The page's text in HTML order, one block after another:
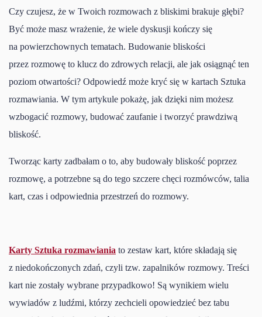
Emocjonalny dystans
Jak przezwyciężyć emocjonalny dystans za pomocą kart
Unikanie rozmów
Poczucie bezradności
Korzyści z używania kart w codziennych rozmowach
Ułatwia otwarcie się na trudniejsze tematy
Buduje wzajemne zaufanie
doświadczenia
Buduje i wzmacnia dobre wzorce i nawyki komunikacyjne
Efekt?
Przykłady skutecznych ćwiczeń z kartami
Ćwiczenie 1: Tematy kart – co Ci robią?
Przykład nr 3
Sposób 2: Wybór losowy
Sposób 6: Cała talia karta po karcie
10 pytań pomocniczych dla czytelnika
Czy czujesz, że w Twoich rozmowach z bliskimi brakuje głębi?
Być może masz wrażenie, że wiele dyskusji kończy się
na powierzchownych tematach. Budowanie bliskości
przez rozmowę to klucz do zdrowych relacji, ale jak osiągnąć ten
poziom otwartości? Odpowiedź może kryć się w kartach Sztuka
rozmawiania. W tym artykule pokażę, jak dzięki nim możesz
wzbogacić rozmowy, budować zaufanie i tworzyć prawdziwą
bliskość.
Tworząc karty zadbałam o to, aby budowały bliskość poprzez
rozmowę, a potrzebne są do tego szczere chęci rozmówców, talia
kart, czas i odpowiednia przestrzeń do rozmowy.
Karty Sztuka rozmawiania to zestaw kart, które składają się
z niedokończonych zdań, czyli tzw. zapalników rozmowy. Treści
kart nie zostały wybrane przypadkowo! Są wynikiem wielu
wywiadów z ludźmi, którzy zechcieli opowiedzieć bez tabu